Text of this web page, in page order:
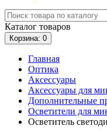
Каталог товаров
Корзина: 0
Главная
Оптика
Аксессуары
Аксессуары для
Дополнительные
Осветители для
Осветитель